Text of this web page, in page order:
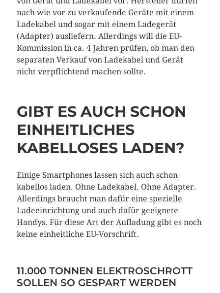
nach wie vor zu verkaufende Geräte mit einem
Ladekabel und sogar mit einem Ladegerät
(Adapter) ausliefern. Allerdings will die EU-
Kommission in ca. 4 Jahren prüfen, ob man den
separaten Verkauf von Ladekabel und Gerät
nicht verpflichtend machen sollte.
GIBT ES AUCH SCHON
EINHEITLICHES
KABELLOSES LADEN?
Einige Smartphones lassen sich auch schon
kabellos laden. Ohne Ladekabel. Ohne Adapter.
Allerdings braucht man dafür eine spezielle
Ladeeinrichtung und auch dafür geeignete
Handys. Für diese Art der Aufladung gibt es noch
keine einheitliche EU-Vorschrift.
11.000 TONNEN ELEKTROSCHROTT
SOLLEN SO GESPART WERDEN